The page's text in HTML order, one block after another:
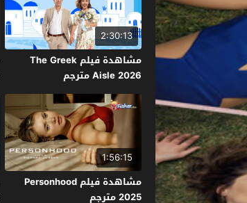
2:30:13
مشاهدة فيلم The Greek
Aisle 2026 مترجم
1:56:15
مشاهدة فيلم Personhood
2025 مترجم